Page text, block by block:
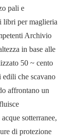
pali e
libri per maglieria
Archivio
in base alle
50 ~ cento
che scavano
affrontano un
sotterranee,
di protezione